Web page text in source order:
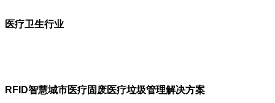
医疗卫生行业
RFID智慧城市医疗固废医疗垃圾管理解决方案